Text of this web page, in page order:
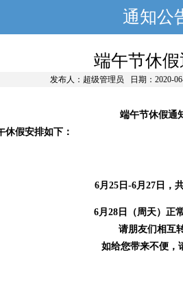
通知公
端午节休假
发布人：超级管理员 日期：2020-
端午节休假通
假安排如下：
6月25日-6月27日，共
6月28日（周天）正
请朋友们相互转
如给您带来不便，